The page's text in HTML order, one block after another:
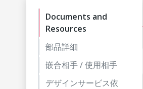
Documents and
Resources
部品詳細
嵌合相手 / 使用相手
デザインサービス依